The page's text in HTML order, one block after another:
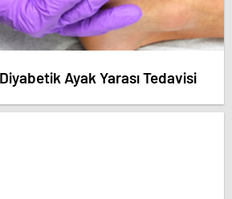
Ayak Yarası Tedavisi